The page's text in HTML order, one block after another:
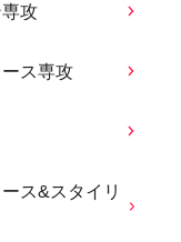
攻
ス専攻
ス&スタイリ